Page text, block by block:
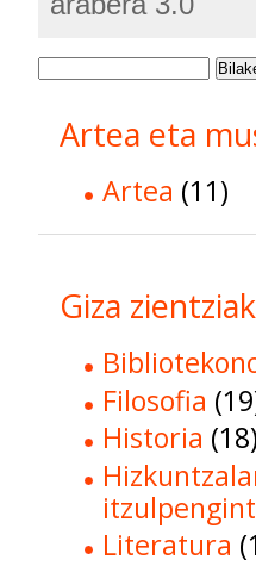
Artea eta
Artea (11)
Giza zientziak
Filosofia
Historia (18)
Literatura